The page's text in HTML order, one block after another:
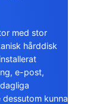
med stor
hårddisk
e-post,
kunna